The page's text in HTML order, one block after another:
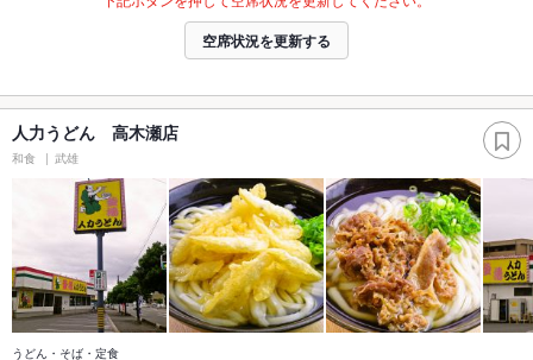
空席状況を更新する
人力うどん 高木瀬店
和食 武雄
うどん・そば・定食